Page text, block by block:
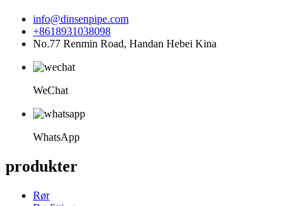
info@dinsenpipe.com
+8618931038098
No.77 Renmin Road, Handan Hebei Kina
WeChat
WhatsApp
produkter
Rør